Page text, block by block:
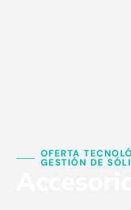
OFERTA
GESTIÓN DE